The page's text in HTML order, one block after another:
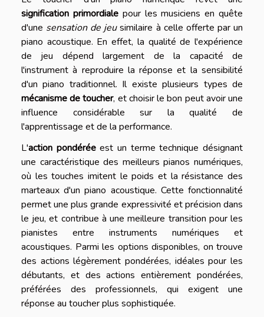
signification primordialepour les musiciens en quête
d'une sensation de jeusimilaire à celle offerte par un
piano acoustique. En effet, la qualité de l'expérience
de jeu dépend largement de la capacité de
l'instrument à reproduire la réponse et la sensibilité
d'un piano traditionnel. Il existe plusieurs types de
mécanisme de toucher, et choisir le bon peut avoir une
influence considérable sur la qualité de
l'apprentissage et de la performance.
L'action pondéréeest un terme technique désignant
une caractéristique des meilleurs pianos numériques,
où les touches imitent le poids et la résistance des
marteaux d'un piano acoustique. Cette fonctionnalité
permet une plus grande expressivité et précision dans
le jeu, et contribue à une meilleure transition pour les
pianistes entre instruments numériques et
acoustiques. Parmi les options disponibles, on trouve
des actions légèrement pondérées, idéales pour les
débutants, et des actions entièrement pondérées,
préférées des professionnels, qui exigent une
réponse au toucher plus sophistiquée.